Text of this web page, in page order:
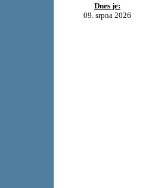
Dnes je:
09. srpna 2026